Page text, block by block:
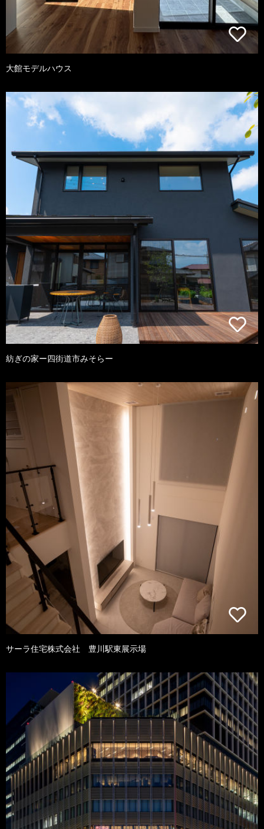
大館モデルハウス
紡ぎの家ー四街道市みそらー
サーラ住宅株式会社 豊川駅東展示場